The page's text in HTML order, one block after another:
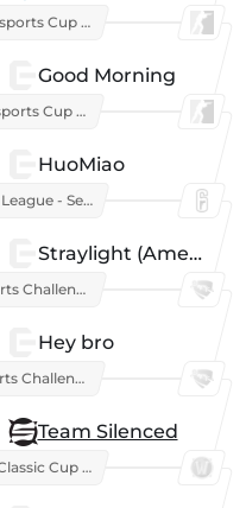
Xin Xin Esports Cup 2025
Good Morning
Xin Xin Esports Cup 2026
HuoMiao
R6 Unite League - Season 1
Straylight (American team)
Bell Esports Challenge 2026
Hey bro
Bell Esports Challenge 2026
Team Silenced
Blizzard Classic Cup 2026